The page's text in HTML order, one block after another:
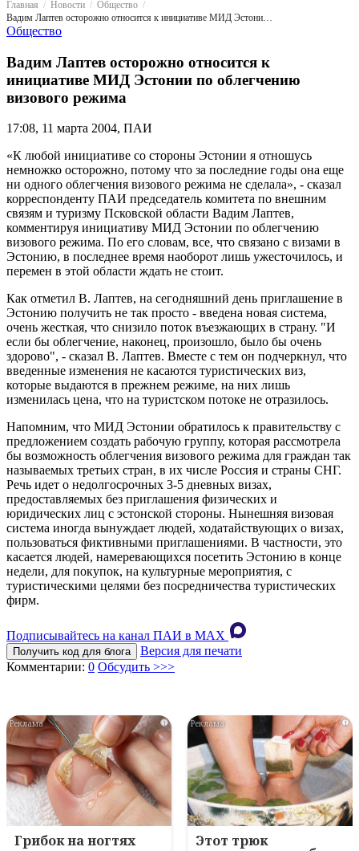
Главная Новости
Общество
Вадим Лаптев осторожно относится к инициативе МИД Эстонии по облегчению визового режима
Общество
Вадим Лаптев осторожно относится к
инициативе МИД Эстонии по облегчению
визового режима
17:08, 11 марта 2004, ПАИ
«К любой инициативе со стороны Эстонии я отношусь
немножко осторожно, потому что за последние годы она еще
ни одного облегчения визового режима не сделала», - сказал
корреспонденту ПАИ председатель комитета по внешним
связям и туризму Псковской области Вадим Лаптев,
комментируя инициативу МИД Эстонии по облегчению
визового режима. По его словам, все, что связано с визами в
Эстонию, в последнее время наоборот лишь ужесточилось, и
перемен в этой области ждать не стоит.
Как отметил В. Лаптев, на сегодняшний день приглашение в
Эстонию получить не так просто - введена новая система,
очень жесткая, что снизило поток въезжающих в страну. "И
если бы облегчение, наконец, произошло, было бы очень
здорово", - сказал В. Лаптев. Вместе с тем он подчеркнул, что
введенные изменения не касаются туристических виз,
которые выдаются в прежнем режиме, на них лишь
изменилась цена, что на туристском потоке не отразилось.
Напомним, что МИД Эстонии обратилось к правительству с
предложением создать рабочую группу, которая рассмотрела
бы возможность облегчения визового режима для граждан так
называемых третьих стран, в их числе Россия и страны СНГ.
Речь идет о недолгосрочных 3-5 дневных визах,
предоставляемых без приглашения физических и
юридических лиц с эстонской стороны. Нынешняя визовая
система иногда вынуждает людей, ходатайствующих о визах,
пользоваться фиктивными приглашениями. В частности, это
касается людей, намеревающихся посетить Эстонию в конце
недели, для покупок, на культурные мероприятия, с
туристическими целями без посредничества туристических
фирм.
Подписывайтесь на канал ПАИ в MAХ
Получить код для блога
Версия для печати
Комментарии: 0 Обсудить >>>
i
Грибок на ногтях
i
Этот трюк